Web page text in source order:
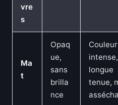
vre
s
Ma
t
Opaq
ue,
sans
brilla
nce
Couleur
intense,
longue
tenue,